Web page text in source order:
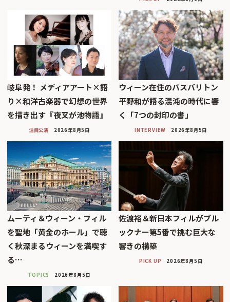
岐阜発！ メディアアート×語
り×和洋古楽器で幻想の世界
を描き出す『夜叉が池物語』
注目公演 2026年8月5日
ウィーン在住のバスバリトン
平野和が語る混沌の時代に響
く「7つの封印の書」
INTERVIEW 2026年8月5日
ムーティ＆ウィーン・フィル
を聖地「黄金のホール」で聴
く秋深まるウィーンを満喫す
る…
TOPICS 2026年8月5日
佐渡裕＆新日本フィルがブル
ックナー第5番で挑む巨大な
響きの構築
PICK UP 2026年8月5日